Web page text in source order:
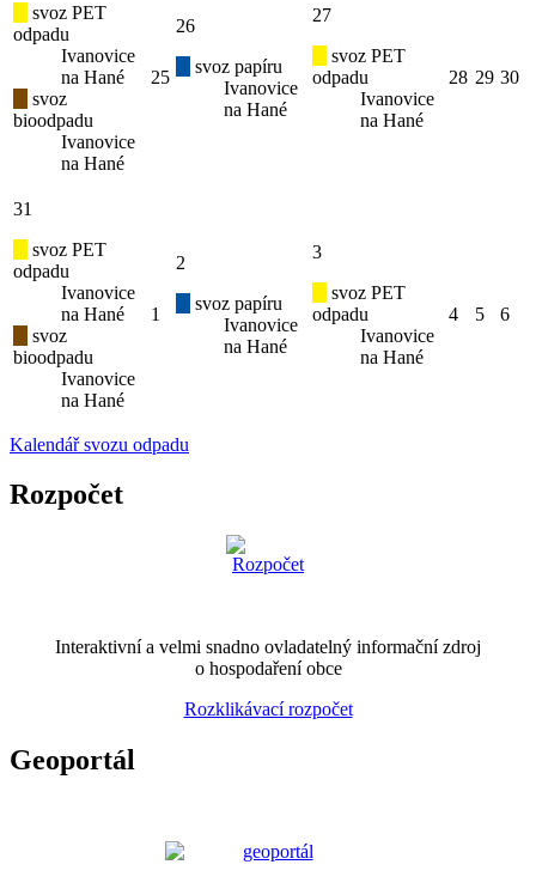
svoz PET
odpadu
Ivanovice
na Hané
svoz
bioodpadu
Ivanovice
na Hané
25
26
svoz papíru
Ivanovice
na Hané
27
svoz PET
odpadu
Ivanovice
na Hané
28 29 30
31
svoz PET
odpadu
Ivanovice
na Hané
svoz
bioodpadu
Ivanovice
na Hané
1
2
svoz papíru
Ivanovice
na Hané
3
svoz PET
odpadu
Ivanovice
na Hané
4 5 6
Kalendář svozu odpadu
Rozpočet
Interaktivní a velmi snadno ovladatelný informační zdroj
o hospodaření obce
Rozklikávací rozpočet
Geoportál